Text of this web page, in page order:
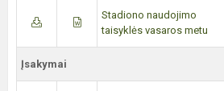
Stadiono naudojimo
taisyklės vasaros metu
Įsakymai